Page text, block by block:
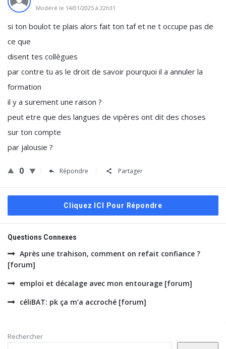
Modéré le 14/01/2025 à 22h31
si ton boulot te plais alors fait ton taf et ne t occupe pas de
ce que
disent tes collègues
par contre tu as le droit de savoir pourquoi il a annuler la
formation
il y a surement une raison ?
peut etre que des langues de vipères ont dit des choses
sur ton compte
par jalousie ?
0 Répondre Partager
Cliquez ICI Pour Répondre
Questions Connexes
Après une trahison, comment on refait confiance ?
[forum]
emploi et décalage avec mon entourage [forum]
céliBAT: pk ça m’a accroché [forum]
latérale
Rechercher